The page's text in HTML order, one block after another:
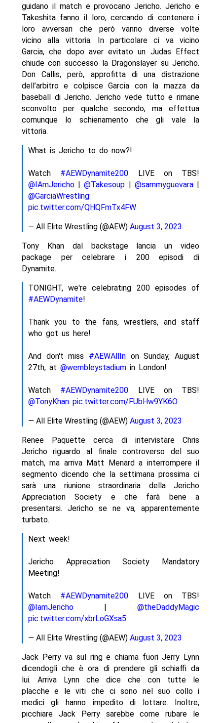
guidano il match e provocano Jericho. Jericho e
Takeshita fanno il loro, cercando di contenere i
loro avversari che però vanno diverse volte
vicino alla vittoria. In particolare ci va vicino
Garcia, che dopo aver evitato un Judas Effect
chiude con successo la Dragonslayer su Jericho.
Don Callis, però, approfitta di una distrazione
dell’arbitro e colpisce Garcia con la mazza da
baseball di Jericho. Jericho vede tutto e rimane
sconvolto per qualche secondo, ma effettua
comunque lo schienamento che gli vale la
vittoria.
What is Jericho to do now?!
Watch #AEWDynamite200 LIVE on TBS!
@IAmJericho|@Takesoup | @sammyguevara|
@GarciaWrestling
pic.twitter.com/QHQFmTx4FW
— All Elite Wrestling (@AEW) August 3, 2023
Tony Khan dal backstage lancia un video
package per celebrare i 200 episodi di
Dynamite.
TONIGHT, we're celebrating 200 episodes of
#AEWDynamite!
Thank you to the fans, wrestlers, and staff
who got us here!
And don't miss #AEWAllIn on Sunday, August
27th, at @wembleystadiumin London!
Watch #AEWDynamite200 LIVE on TBS!
@TonyKhan pic.twitter.com/FUbHw9YK6O
— All Elite Wrestling (@AEW) August 3, 2023
Renee Paquette cerca di intervistare Chris
Jericho riguardo al finale controverso del suo
match, ma arriva Matt Menard a interrompere il
segmento dicendo che la settimana prossima ci
sarà una riunione straordinaria della Jericho
Appreciation Society e che farà bene a
presentarsi. Jericho se ne va, apparentemente
turbato.
Next week!
Jericho Appreciation Society Mandatory
Meeting!
Watch #AEWDynamite200 LIVE on TBS!
@IamJericho|@theDaddyMagic
pic.twitter.com/xbrLoGXsa5
— All Elite Wrestling (@AEW) August 3, 2023
Jack Perry va sul ring e chiama fuori Jerry Lynn
dicendogli che è ora di prendere gli schiaffi da
lui. Arriva Lynn che dice che con tutte le
placche e le viti che ci sono nel suo collo i
medici gli hanno impedito di lottare. Inoltre,
picchiare Jack Perry sarebbe come rubare le